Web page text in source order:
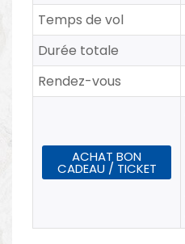
Temps de vol
Durée totale
Rendez-vous
ACHAT BON
CADEAU / TICKET